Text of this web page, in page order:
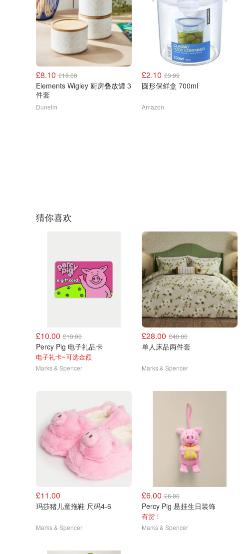
£8.10 £18.00
Elements Wigley 厨房叠放罐 3
件套
Dunelm
£2.10 £3.99
圆形保鲜盒 700ml
Amazon
猜你喜欢
£10.00 £10.00
Percy Pig 电子礼品卡
电子礼卡~可选金额
Marks & Spencer
£28.00 £40.00
单人床品两件套
Marks & Spencer
£11.00
玛莎猪儿童拖鞋 尺码4-6
Marks & Spencer
£6.00 £6.00
Percy Pig 悬挂生日装饰
有货！
Marks & Spencer